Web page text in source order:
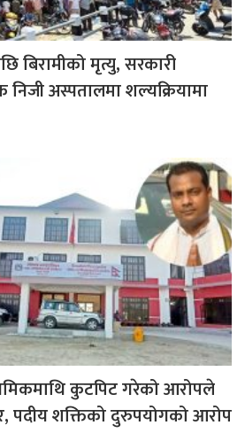
बिरामीको मृत्यु, सरकारी
निजी अस्पतालमा शल्यक्रियामा
कुटपिट गरेको आरोपले
पदीय शक्तिको दुरुपयोगको आरोप